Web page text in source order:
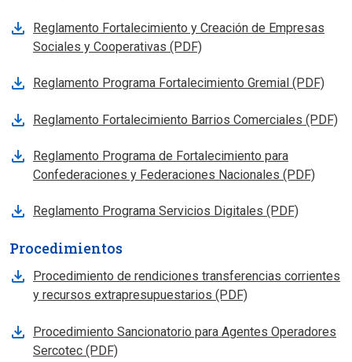
Reglamento Fortalecimiento y Creación de Empresas
Sociales y Cooperativas (PDF)
Reglamento Programa Fortalecimiento Gremial (PDF)
Reglamento Fortalecimiento Barrios Comerciales (PDF)
Reglamento Programa de Fortalecimiento para
Confederaciones y Federaciones Nacionales (PDF)
Reglamento Programa Servicios Digitales (PDF)
Procedimientos
Procedimiento de rendiciones transferencias corrientes
y recursos extrapresupuestarios (PDF)
Procedimiento Sancionatorio para Agentes Operadores
Sercotec (PDF)